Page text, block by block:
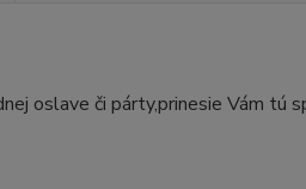
oslave či párty,prinesie Vám tú